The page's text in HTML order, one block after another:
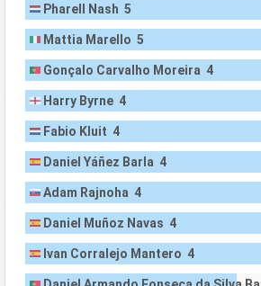
Pharell Nash 5
Mattia Marello 5
Gonçalo Carvalho Moreira 4
Harry Byrne 4
Fabio Kluit 4
Daniel Yáñez Barla 4
Adam Rajnoha 4
Daniel Muñoz Navas 4
Ivan Corralejo Mantero 4